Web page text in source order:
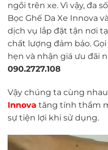
ngồi trên xe. Vì vậy, đa
Bọc Ghế Da Xe Innova
dịch vụ lắp đặt tận nơi
chất lượng đảm bảo.
hẹn và nhận giá ưu đãi
090.2727.108
Vậy chúng ta cùng
Innova tăng tính thẩm
sự tiện lợi khi sử dụng.